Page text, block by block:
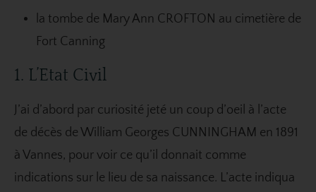
la tombe de Mary Ann CROFTON au cimetière de
Fort Canning
1. L’Etat Civil
J’ai d’abord par curiosité jeté un coup d’oeil à l’acte
de décès de William Georges CUNNINGHAM en 1891
à Vannes, pour voir ce qu’il donnait comme
indications sur le lieu de sa naissance. L’acte indiqua